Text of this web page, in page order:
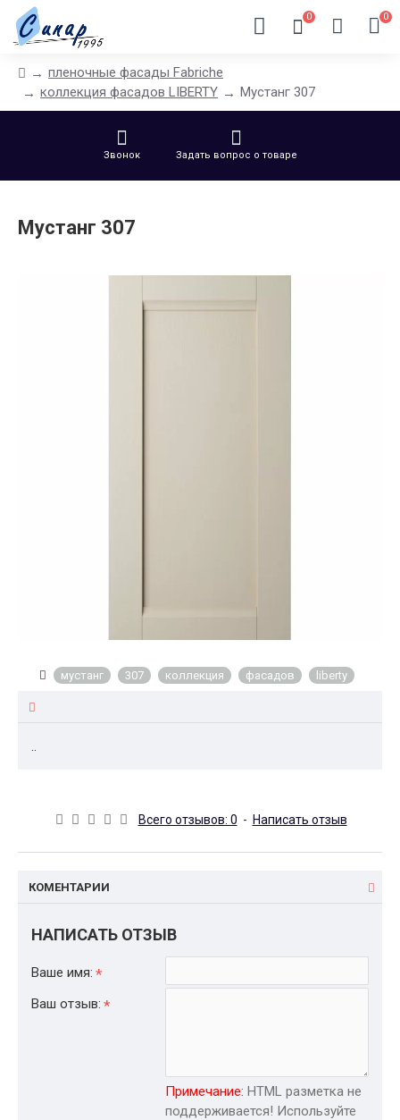
0 0
пленочные фасады Fabriche
коллекция фасадов LIBERTY
Мустанг 307
Звонок Задать вопрос о товаре
Мустанг 307
мустанг 307 коллекция фасадов liberty
..
Всего отзывов: 0 - Написать отзыв
КОМЕНТАРИИ
НАПИСАТЬ ОТЗЫВ
Ваше имя:
Ваш отзыв:
Примечание: HTML разметка не
поддерживается! Используйте